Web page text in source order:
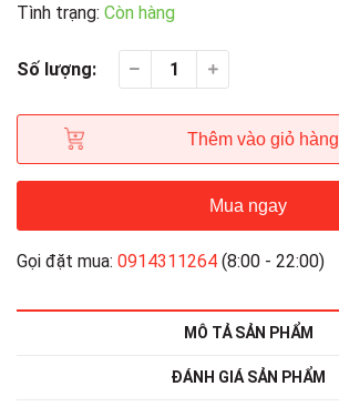
Tình trạng: Còn hàng
Số lượng:
Thêm vào giỏ hàng
Mua ngay
Gọi đặt mua: 0914311264 (8:00 - 22:00)
MÔ TẢ SẢN PHẨM
ĐÁNH GIÁ SẢN PHẨM